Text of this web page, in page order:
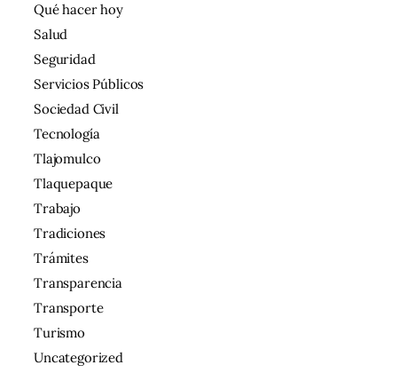
Qué hacer hoy
Salud
Seguridad
Servicios Públicos
Sociedad Civil
Tecnología
Tlajomulco
Tlaquepaque
Trabajo
Tradiciones
Trámites
Transparencia
Transporte
Turismo
Uncategorized